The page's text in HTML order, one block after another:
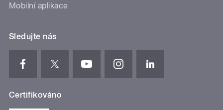
Mobilní aplikace
Sledujte nás
Certifikováno